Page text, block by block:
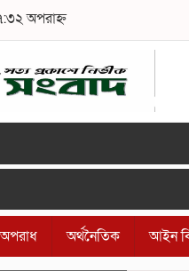
অপরাহ্ন
অপরাধ অর্থনৈতিক আইন